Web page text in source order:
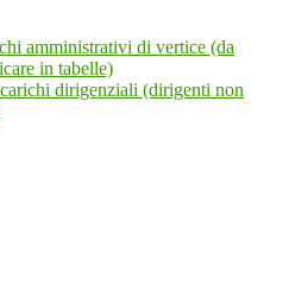
amministrativi di vertice (da
in tabelle)
dirigenziali (dirigenti non